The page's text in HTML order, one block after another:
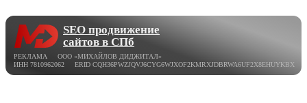
SEO продвижение
сайтов в СПб
РЕКЛАМА ООО «МИХАЙЛОВ ДИДЖИТАЛ»
ИНН 7810962062 ERID CQH36PWZJQVJ6CYG6WJXOF2KMRXJDBRWA6UF2X8EHUYKBX